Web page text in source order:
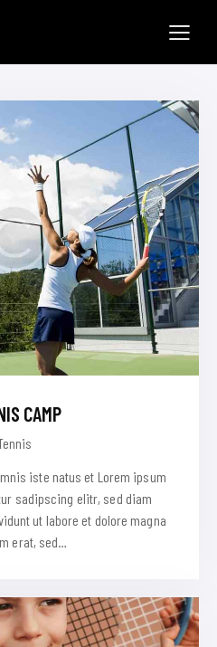
CAMP
iste natus et Lorem ipsum
sadipscing elitr, sed diam
ut labore et dolore magna
erat, sed…